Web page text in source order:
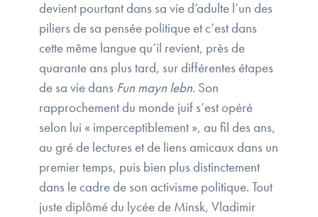
devient pourtant dans sa vie d’adulte l’un des
piliers de sa pensée politique et c’est dans
cette même langue qu’il revient, près de
quarante ans plus tard, sur différentes étapes
de sa vie dans Fun mayn lebn. Son
rapprochement du monde juif s’est opéré
selon lui « imperceptiblement », au fil des ans,
au gré de lectures et de liens amicaux dans un
premier temps, puis bien plus distinctement
dans le cadre de son activisme politique. Tout
juste diplômé du lycée de Minsk, Vladimir